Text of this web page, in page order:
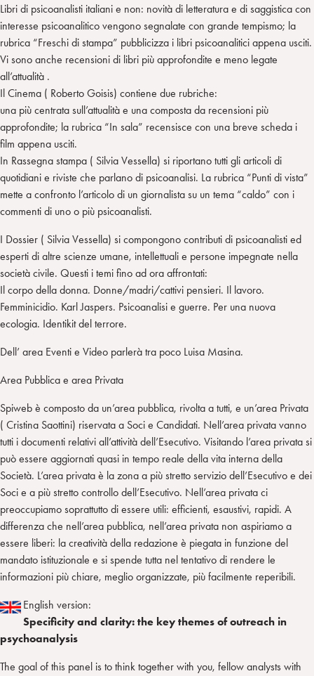
Libri di psicoanalisti italiani e non: novità di letteratura e di saggistica con
interesse psicoanalitico vengono segnalate con grande tempismo; la
rubrica “Freschi di stampa” pubblicizza i libri psicoanalitici appena usciti.
Vi sono anche recensioni di libri più approfondite e meno legate
all’attualità .
Il Cinema ( Roberto Goisis) contiene due rubriche:
una più centrata sull’attualità e una composta da recensioni più
approfondite; la rubrica “In sala” recensisce con una breve scheda i
film appena usciti.
In Rassegna stampa ( Silvia Vessella) si riportano tutti gli articoli di
quotidiani e riviste che parlano di psicoanalisi. La rubrica “Punti di vista”
mette a confronto l’articolo di un giornalista su un tema “caldo” con i
commenti di uno o più psicoanalisti.
I Dossier ( Silvia Vessella) si compongono contributi di psicoanalisti ed
esperti di altre scienze umane, intellettuali e persone impegnate nella
società civile. Questi i temi fino ad ora affrontati:
Il corpo della donna. Donne/madri/cattivi pensieri. Il lavoro.
Femminicidio. Karl Jaspers. Psicoanalisi e guerre. Per una nuova
ecologia. Identikit del terrore.
Dell’ area Eventi e Video parlerà tra poco Luisa Masina.
Area Pubblica e area Privata
Spiweb è composto da un’area pubblica, rivolta a tutti, e un’area Privata
( Cristina Saottini) riservata a Soci e Candidati. Nell’area privata vanno
tutti i documenti relativi all’attività dell’Esecutivo. Visitando l’area privata si
può essere aggiornati quasi in tempo reale della vita interna della
Società. L’area privata è la zona a più stretto servizio dell’Esecutivo e dei
Soci e a più stretto controllo dell’Esecutivo. Nell’area privata ci
preoccupiamo soprattutto di essere utili: efficienti, esaustivi, rapidi. A
differenza che nell’area pubblica, nell’area privata non aspiriamo a
essere liberi: la creatività della redazione è piegata in funzione del
mandato istituzionale e si spende tutta nel tentativo di rendere le
informazioni più chiare, meglio organizzate, più facilmente reperibili.
English version:
Specificity and clarity: the key themes of outreach in
psychoanalysis
The goal of this panel is to think together with you, fellow analysts with